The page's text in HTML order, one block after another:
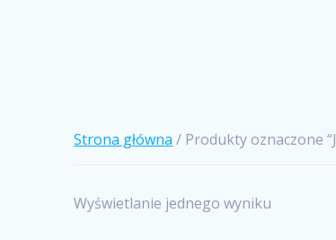
Strona główna / Produkty oznaczone
Wyświetlanie jednego wyniku